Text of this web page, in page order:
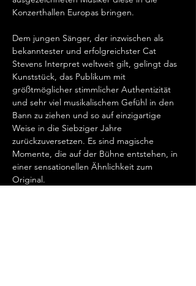
Konzerthallen Europas bringen.
Dem jungen Sänger, der inzwischen als
bekanntester und erfolgreichster Cat
Stevens Interpret weltweit gilt, gelingt das
Kunststück, das Publikum mit
größtmöglicher stimmlicher Authentizität
und sehr viel musikalischem Gefühl in den
Bann zu ziehen und so auf einzigartige
Weise in die Siebziger Jahre
zurückzuversetzen. Es sind magische
Momente, die auf der Bühne entstehen, in
einer sensationellen Ähnlichkeit zum
Original.